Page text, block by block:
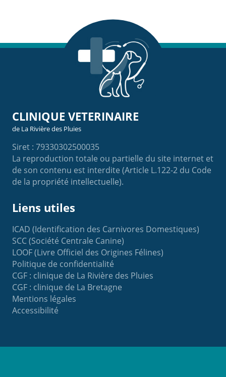
CLINIQUE VETERINAIRE
de La Rivière des Pluies
Siret : 79330302500035
La reproduction totale ou partielle du site internet et
de son contenu est interdite (Article L.122-2 du Code
de la propriété intellectuelle).
Liens utiles
ICAD (Identification des Carnivores Domestiques)
SCC (Société Centrale Canine)
LOOF (Livre Officiel des Origines Félines)
Politique de confidentialité
CGF : clinique de La Rivière des Pluies
CGF : clinique de La Bretagne
Mentions légales
Accessibilité